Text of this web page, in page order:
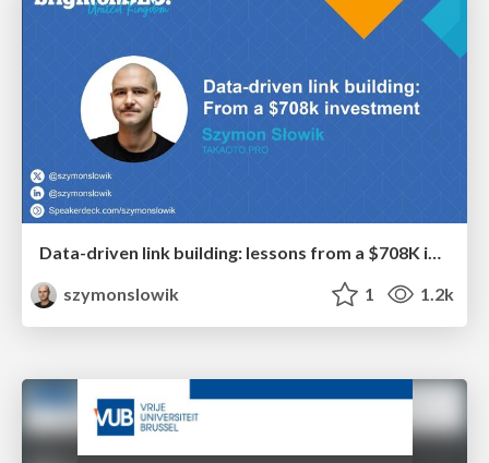
Data-driven link building: lessons from a $708K investment (BrightonSEO talk)
szymonslowik
1 1.2k